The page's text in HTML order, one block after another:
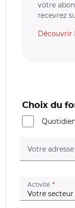
votre
recevrez
Découvrir
Choix du
Votre adresse
Activité